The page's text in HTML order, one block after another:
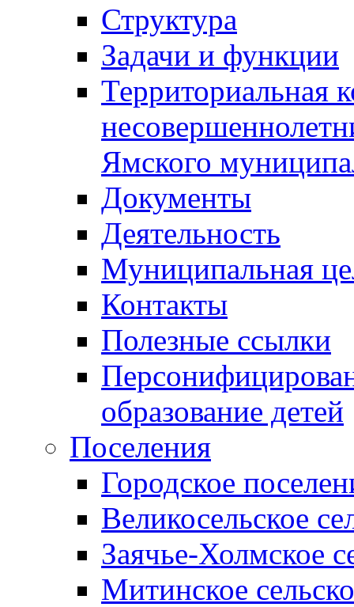
Структура
Задачи и функции
Территориальная
Ямского
Документы
Деятельность
Муниципальная
Контакты
Полезные ссылки
образование детей
Поселения
Городское
Великосельское
Заячье-Холмское
Митинское